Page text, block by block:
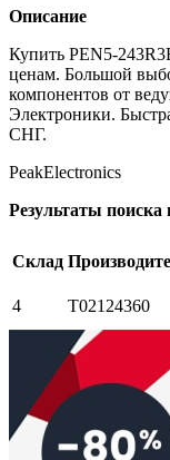
Описание
Купить PEN5-
ценам. Большой
компонентов от
Электроники.
СНГ.
PeakElectronics
Результаты поиска
Склад
4 Т02124360